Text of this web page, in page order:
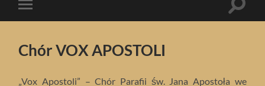
Toggle
mobile
Toggle
Chór VOX APOSTOLI
„Vox Apostoli” – Chór Parafii św. Jana Apostoła we